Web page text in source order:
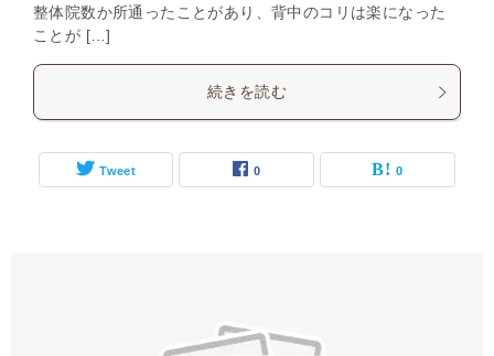
整体院数か所通ったことがあり、背中のコリは楽になった
ことが […]
続きを読む
Tweet 0 0